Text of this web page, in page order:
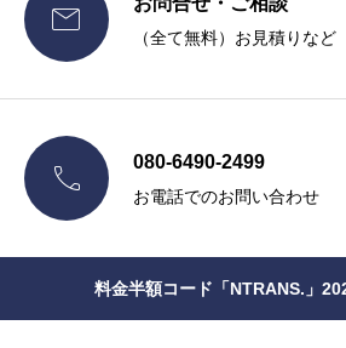
 （全て無料）お見積りなど
 080-6490-2499
お電話でのお問い合わせ
料金半額コード「NTRANS.」